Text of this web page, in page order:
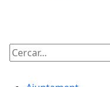
Cercar: